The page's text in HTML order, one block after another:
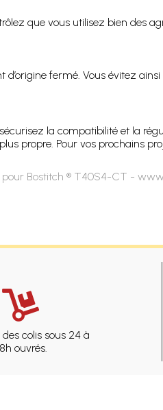
que vous utilisez bien des
fermé. Vous évitez
la compatibilité et la
propre. Pour vos prochains
pour Bostitch ® T40S4-CT -
colis sous 24 à
ouvrés.